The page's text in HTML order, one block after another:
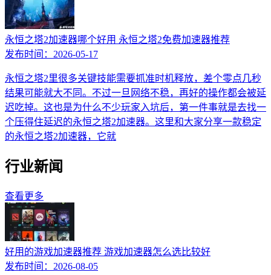
永恒之塔2加速器哪个好用 永恒之塔2免费加速器推荐
发布时间： 2026-05-17
永恒之塔2里很多关键技能需要抓准时机释放，差个零点几秒
结果可能就大不同。不过一旦网络不稳，再好的操作都会被延
迟吃掉。这也是为什么不少玩家入坑后，第一件事就是去找一
个压得住延迟的永恒之塔2加速器。这里和大家分享一款稳定
的永恒之塔2加速器，它就
行业新闻
查看更多
好用的游戏加速器推荐 游戏加速器怎么选比较好
发布时间： 2026-08-05